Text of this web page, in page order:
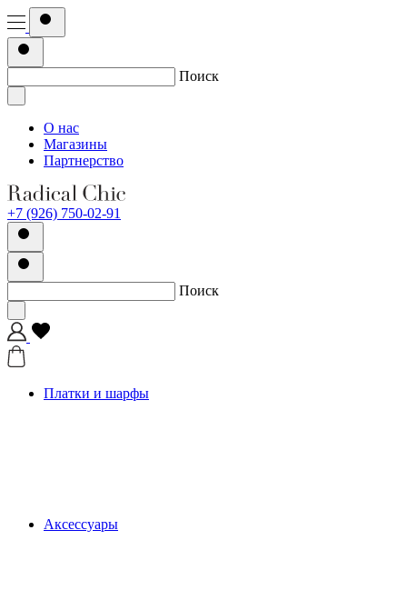
Поиск
О нас
Магазины
Партнерство
+7 (926) 750-02-91
Поиск
Платки и шарфы
Аксессуары